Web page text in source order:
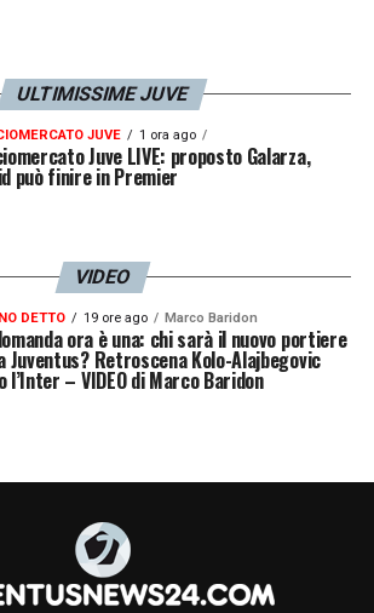
consapevolezza che ha
quest’anno… Ha aspettato il
vista la titolarità di Locatelli a
di Thiago Motta, e questo è il
TOTALE: in avanti
i compagni e in difesa da filtro.
del gol di Conceicao. Tutto
quanto il suo lavoro in campo
per gli equilibri della
ULTIMISSIME JUVE
JUVE 1 ora ago
Juve LIVE: proposto Galarza,
può finire in Premier
VIDEO
DETTO 19 ore ago Marco Baridon
ora è una: chi sarà il nuovo portiere
Juventus? Retroscena Kolo-Alajbegovic
l’Inter – VIDEO di Marco Baridon